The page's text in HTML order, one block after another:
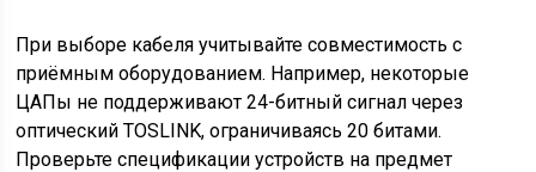
При выборе кабеля учитывайте совместимость с
приёмным оборудованием. Например, некоторые
ЦАПы не поддерживают 24-битный сигнал через
оптический TOSLINK, ограничиваясь 20 битами.
Проверьте спецификации устройств на предмет